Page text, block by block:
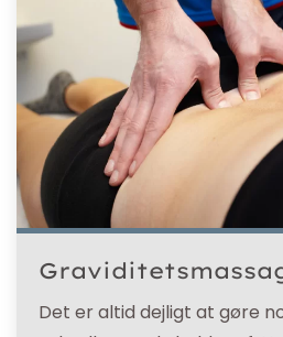
Det er altid dejligt at gøre